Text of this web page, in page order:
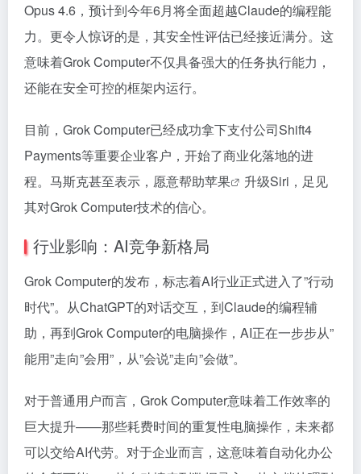
Opus 4.6，预计到今年6月将全面超越Claude的编程能
力。更令人惊讶的是，其安全性评估已经接近满分。这
意味着Grok Computer不仅具备强大的任务执行能力，
还能在安全可控的框架内运行。
目前，Grok Computer已经成功拿下支付公司Shift4
Payments等重要企业客户，开始了商业化落地的进
程。马斯克甚至表示，愿意帮助苹果
升级Siri，足见
其对Grok Computer技术的信心。
行业影响：AI竞争新格局
Grok Computer的发布，标志着AI行业正式进入了”行动
时代”。从ChatGPT的对话交互，到Claude的编程辅
助，再到Grok Computer的电脑操作，AI正在一步步从”
能用”走向”会用”，从”会说”走向”会做”。
对于普通用户而言，Grok Computer意味着工作效率的
巨大提升——那些耗费时间的重复性电脑操作，未来都
可以交给AI代劳。对于企业而言，这意味着自动化办公